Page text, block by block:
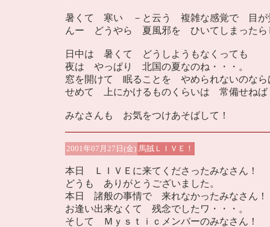
暑くて 寒い －と云う 複雑な感覚で 目が
んー どうやら 夏風邪を ひいてしまったら
日中は 暑くて どうしようもなくっても
夜は やっぱり 北国の夏なのね・・・。
窓を開けて 眠ることを やめられないのなら
せめて 上にかけるものくらいは 常備せねば
みなさんも お気をつけあそばして！
2001年07月27日(金) 馬賊ＬＩＶＥ！
本日 ＬＩＶＥに来てくださったみなさん！
どうも ありがとうございました。
本日 諸般の事情で 来れなかったみなさん！
お逢い出来なくて 残念でしたワ・・・。
そして Ｍｙｓｔｉｃメンバーのみなさん！